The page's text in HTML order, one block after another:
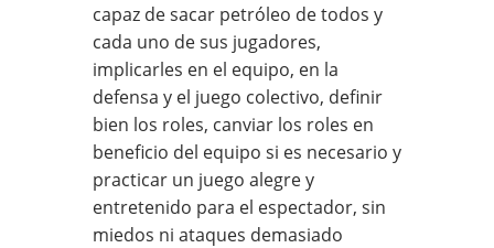
capaz de sacar petróleo de todos y
cada uno de sus jugadores,
implicarles en el equipo, en la
defensa y el juego colectivo, definir
bien los roles, canviar los roles en
beneficio del equipo si es necesario y
practicar un juego alegre y
entretenido para el espectador, sin
miedos ni ataques demasiado